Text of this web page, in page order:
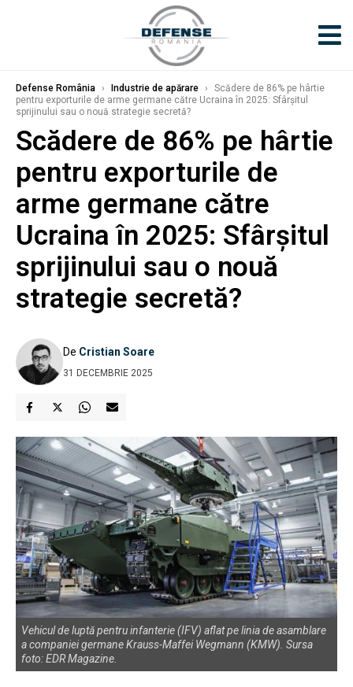
Defense România › Industrie de apărare ›
Scădere de 86% pe hârtie
pentru exporturile de arme germane către Ucraina în 2025: Sfârșitul
sprijinului sau o nouă strategie secretă?
Scădere de 86% pe hârtie
pentru exporturile de
arme germane către
Ucraina în 2025: Sfârșitul
sprijinului sau o nouă
strategie secretă?
De Cristian Soare
31 DECEMBRIE 2025
Vehicul de luptă pentru infanterie (IFV) aflat pe linia de asamblare
a companiei germane Krauss-Maffei Wegmann (KMW). Sursa
foto: EDR Magazine.